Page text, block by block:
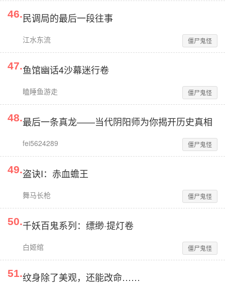
46.民调局的最后一段往事
江水东流 僵尸鬼怪
47.鱼馆幽话4沙幕迷行卷
瞌睡鱼游走 僵尸鬼怪
48.最后一条真龙——当代阴阳师为你揭开历史真相
fei5624289 僵尸鬼怪
49.盗诀I：赤血蟾王
舞马长枪 僵尸鬼怪
50.千妖百鬼系列：缥缈·提灯卷
白姬绾 僵尸鬼怪
51.纹身除了美观，还能改命……